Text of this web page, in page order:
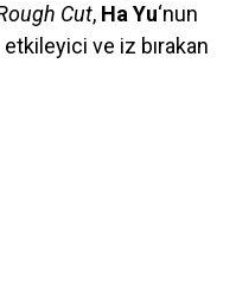
Cut, Ha Yu‘nun
ve iz bırakan